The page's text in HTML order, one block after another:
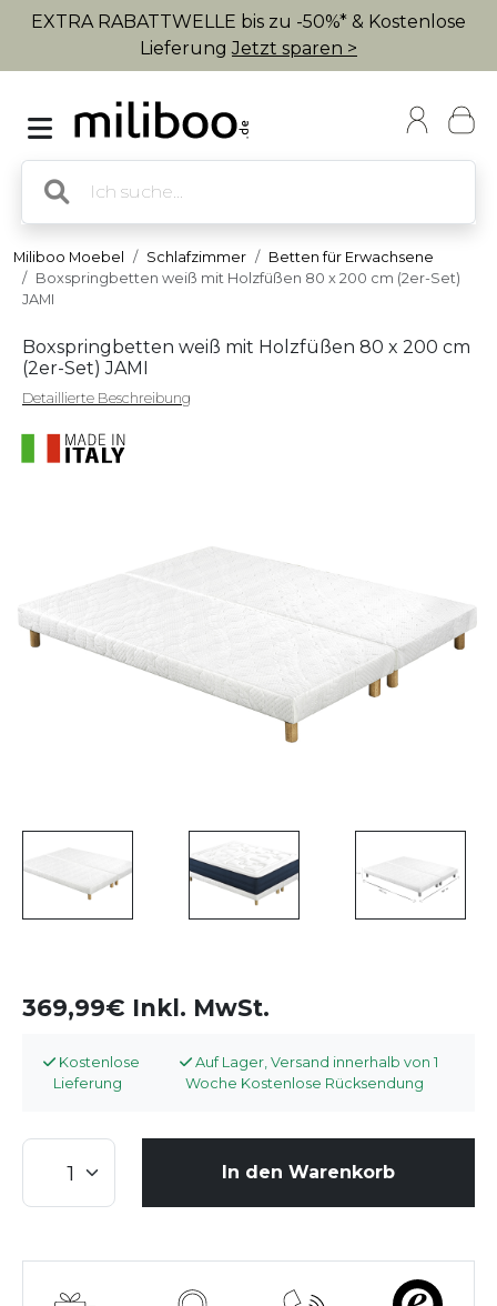
EXTRA RABATTWELLE bis zu -50%* & Kostenlose
LieferungJetzt sparen >
Miliboo Moebel Schlafzimmer
Betten für Erwachsene
Boxspringbetten weiß mit Holzfüßen 80 x 200 cm (2er-Set)
JAMI
Boxspringbetten weiß mit Holzfüßen 80 x 200 cm
(2er-Set) JAMI
Detaillierte Beschreibung
369,99€ Inkl. MwSt.
Kostenlose
Lieferung
Auf Lager, Versand innerhalb von 1
Woche Kostenlose Rücksendung
In den Warenkorb